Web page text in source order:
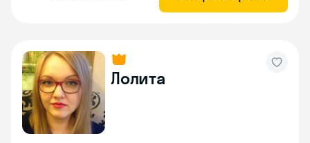
Лолита